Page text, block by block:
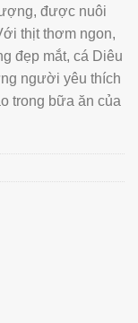
được nuôi
thịt thơm ngon,
đẹp mắt, cá Diêu
người yêu thích
trong bữa ăn của